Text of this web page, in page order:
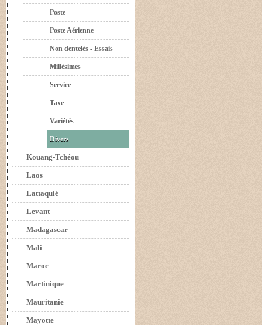
Poste
Poste Aérienne
Non dentelés - Essais
Millésimes
Service
Taxe
Variétés
Divers
Kouang-Tchéou
Laos
Lattaquié
Levant
Madagascar
Mali
Maroc
Martinique
Mauritanie
Mayotte